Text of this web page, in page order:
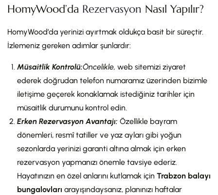
HomyWood’da Rezervasyon Nasıl Yapılır?
HomyWood’da yerinizi ayırtmak oldukça basit bir süreçtir.
İzlemeniz gereken adımlar şunlardır:
Müsaitlik Kontrolü:Öncelikle, web sitemizi ziyaret
ederek doğrudan telefon numaramız üzerinden bizimle
iletişime geçerek konaklamak istediğiniz tarihler için
müsaitlik durumunu kontrol edin.
Erken Rezervasyon Avantajı: Özellikle bayram
dönemleri, resmî tatiller ve yaz ayları gibi yoğun
sezonlarda yerinizi garanti altına almak için erken
rezervasyon yapmanızı önemle tavsiye ederiz.
Hayatınızın en özel anlarını kutlamak için Trabzon balayı
bungalovları arayışındaysanız, planınızı haftalar